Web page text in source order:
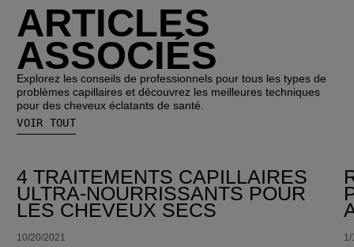
ARTICLES
ASSOCIÉS
Explorez les conseils de professionnels pour tous les types de
problèmes capillaires et découvrez les meilleures techniques
pour des cheveux éclatants de santé.
VOIR TOUT
4 TRAITEMENTS CAPILLAIRES
ULTRA-NOURRISSANTS POUR
LES CHEVEUX SECS
10/20/2021